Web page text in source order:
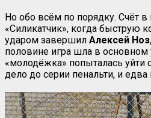
Но обо всём по порядку. Счёт
«Силикатчик», когда быструю
ударом завершил Алексей
половине игра шла в основном
«молодёжка» попыталась уйти
дело до серии пенальти, и едва